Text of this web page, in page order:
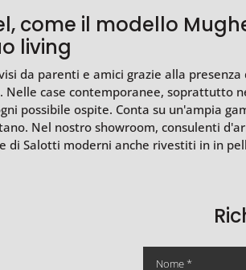
come il modello
living
da parenti e amici grazie alla
case contemporanee, soprattutto
possibile ospite. Conta su un'ampia
Nel nostro showroom, consulenti
di Salotti moderni anche rivestiti in in